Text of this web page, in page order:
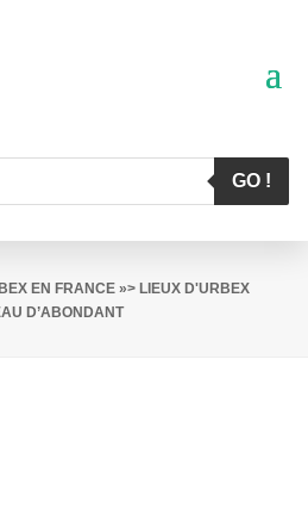
GO !
EN FRANCE»> LIEUX D'URBEX
D’ABONDANT